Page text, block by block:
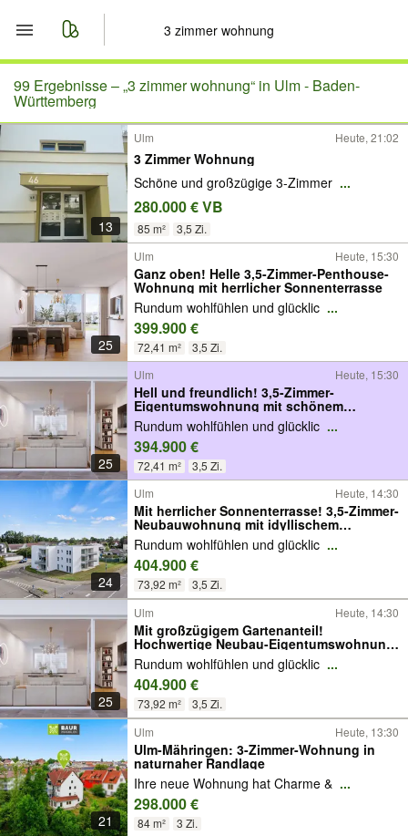
Start
Merkliste
Nachrichten
Anzeige aufgeben
99 Ergebnisse –„3 zimmer wohnung“ in Ulm - Baden-
Württemberg
13
Ulm Heute, 21:02
3 Zimmer Wohnung
Schöne und großzügige 3-Zimmer ...
280.000 € VB
85 m² 3,5 Zi.
25
Ulm Heute, 15:30
Ganz oben! Helle 3,5-Zimmer-Penthouse-
Wohnung mit herrlicher Sonnenterrasse
Rundum wohlfühlen und glücklic ...
399.900 €
72,41 m² 3,5 Zi.
25
Ulm Heute, 15:30
Hell und freundlich! 3,5-Zimmer-
Eigentumswohnung mit schönem
Sonnenbalkon
Rundum wohlfühlen und glücklic ...
394.900 €
72,41 m² 3,5 Zi.
24
Ulm Heute, 14:30
Mit herrlicher Sonnenterrasse! 3,5-Zimmer-
Neubauwohnung mit idyllischem
Gartenanteil
Rundum wohlfühlen und glücklic ...
404.900 €
73,92 m² 3,5 Zi.
25
Ulm Heute, 14:30
Mit großzügigem Gartenanteil!
Hochwertige Neubau-Eigentumswohnung
mit 3,5 Zimmern
Rundum wohlfühlen und glücklic ...
404.900 €
73,92 m² 3,5 Zi.
21
Ulm Heute, 13:30
Ulm-Mähringen: 3-Zimmer-Wohnung in
naturnaher Randlage
Ihre neue Wohnung hat Charme & ...
298.000 €
84 m²
3 Zi.